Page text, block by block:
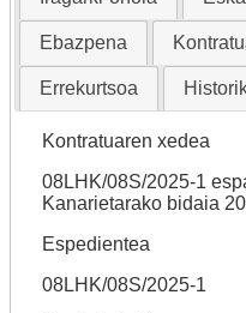
Ebazpena
Errekurtsoa
Kontratuaren xedea
08LHK/08S/2025-1
Kanarietarako bidaia
Espedientea
08LHK/08S/2025-1